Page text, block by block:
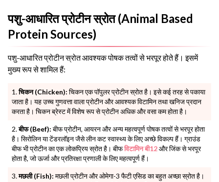
पशु-आधारित प्रोटीन स्रोत (Animal Based
Protein Sources)
पशु-आधारित प्रोटीन स्रोत आवश्यक पोषक तत्वों से भरपूर होते हैं। इसमें
मुख्य रूप से शामिल हैं:
चिकन (Chicken): चिकन एक पॉपुलर प्रोटीन स्रोत है। इसे कई तरह से पकाया
जाता है। यह उच्च गुणवत्ता वाला प्रोटीन और आवश्यक विटामिन तथा खनिज प्रदान
करता है। चिकन ब्रेस्ट में विशेष रूप से प्रोटीन अधिक और वसा कम होता है।
बीफ (Beef): बीफ प्रोटीन, आयरन और अन्य महत्वपूर्ण पोषक तत्वों से भरपूर होता
है। सिरोलिन या टेंडरलॉइन जैसे लीन कट स्वास्थ्य के लिए अच्छे विकल्प हैं। ग्राउंड
बीफ भी प्रोटीन का एक लोकप्रिय स्रोत है। बीफविटामिन बी12और जिंक से भरपूर
होता है, जो ऊर्जा और प्रतिरक्षा प्रणाली के लिए महत्वपूर्ण हैं।
मछली (Fish): मछली प्रोटीन और ओमेगा-3 फैटी एसिड का बहुत अच्छा स्रोत है।